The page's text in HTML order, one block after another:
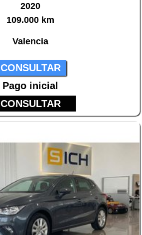
2020
109.000 km
Valencia
CONSULTAR
Pago inicial
CONSULTAR